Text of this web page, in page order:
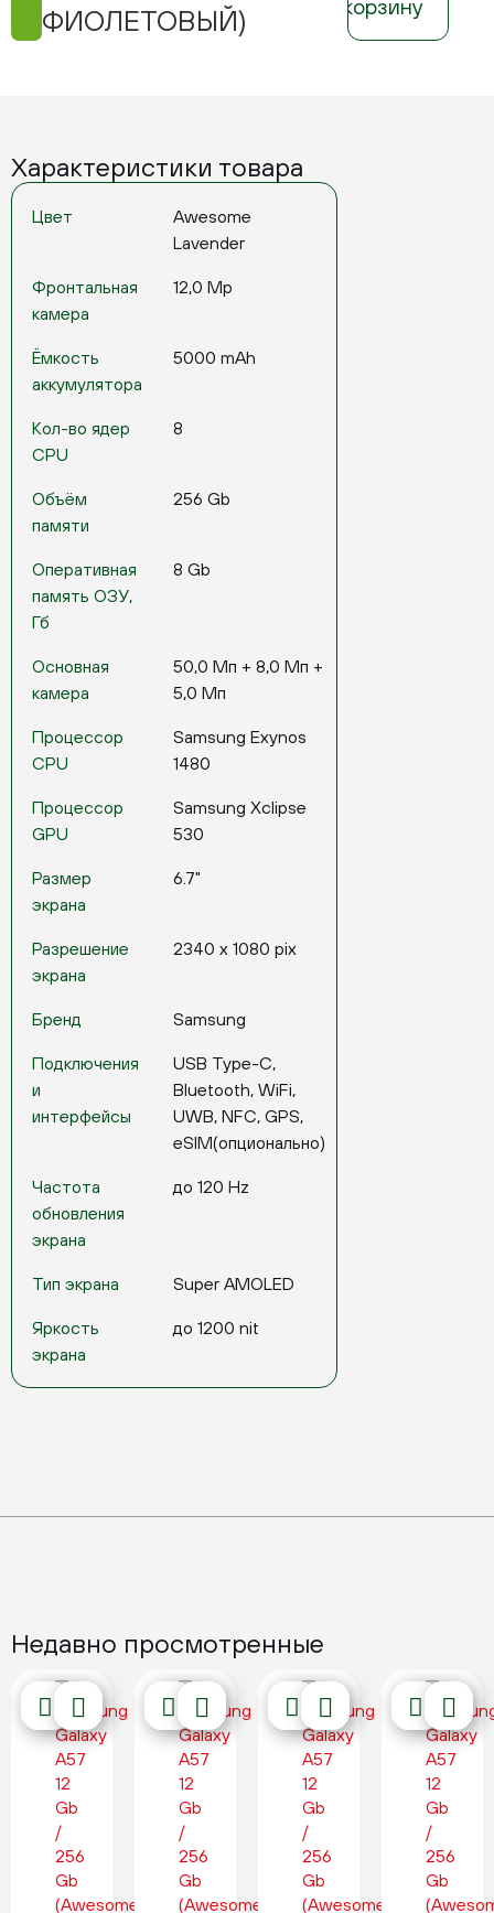
ФИОЛЕТОВЫЙ) корзину
Характеристики товара
Цвет
Awesome
Lavender
Фронтальная
камера
12,0 Mp
Ёмкость
аккумулятора
5000 mAh
Кол-во ядер
CPU
8
Объём
памяти
256 Gb
Оперативная
память ОЗУ,
Гб
8 Gb
Основная
камера
50,0 Мп + 8,0 Мп +
5,0 Мп
Процессор
CPU
Samsung Exynos
1480
Процессор
GPU
Samsung Xclipse
530
Размер
экрана
6.7"
Разрешение
экрана
2340 x 1080 pix
Бренд Samsung
Подключения
и
интерфейсы
USB Type-C,
Bluetooth, WiFi,
UWB, NFC, GPS,
eSIM(опционально)
Частота
обновления
экрана
до 120 Hz
Тип экрана Super AMOLED
Яркость
экрана
до 1200 nit
Недавно просмотренные